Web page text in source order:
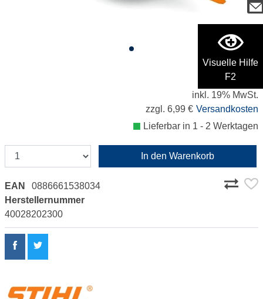
Visuelle Hilfe
F2
29,99 €
inkl. 19% MwSt.
zzgl. 6,99 € Versandkosten
Lieferbar in 1 - 2 Werktagen
In den Warenkorb
EAN
0886661538034
Herstellernummer
40028202300